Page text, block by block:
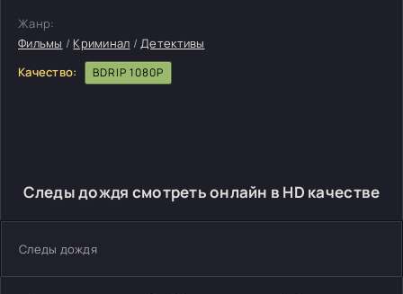
Жанр:
Фильмы / Криминал /Детективы
Качество:
BDRIP 1080P
Следы дождя смотреть онлайн в HD качестве
Следы дождя